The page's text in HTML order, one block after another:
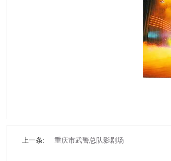
上一条: 重庆市武警总队影剧场